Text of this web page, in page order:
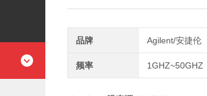
品牌 Agilent/安捷伦
频率 1GHZ~50GHZ